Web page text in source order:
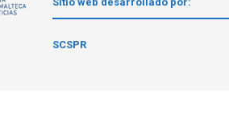
SCSPR